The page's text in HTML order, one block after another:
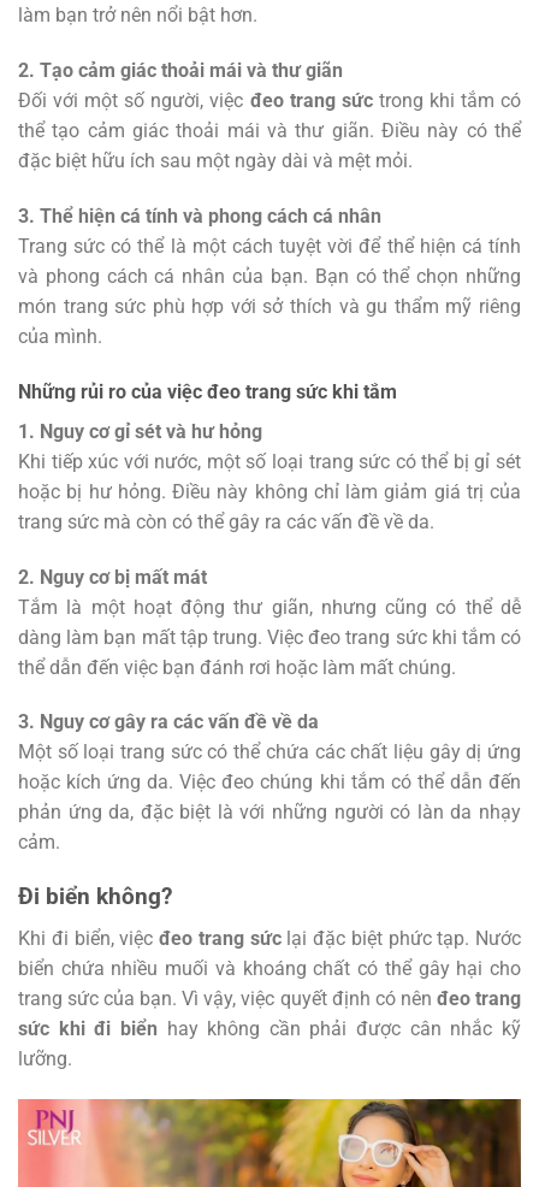
làm bạn trở nên nổi bật hơn.
2. Tạo cảm giác thoải mái và thư giãn
Đối với một số người, việc đeo trang sứctrong khi tắm có
thể tạo cảm giác thoải mái và thư giãn. Điều này có thể
đặc biệt hữu ích sau một ngày dài và mệt mỏi.
3. Thể hiện cá tính và phong cách cá nhân
Trang sức có thể là một cách tuyệt vời để thể hiện cá tính
và phong cách cá nhân của bạn. Bạn có thể chọn những
món trang sức phù hợp với sở thích và gu thẩm mỹ riêng
của mình.
Những rủi ro của việc đeo trang sức khi tắm
1. Nguy cơ gỉ sét và hư hỏng
Khi tiếp xúc với nước, một số loại trang sức có thể bị gỉ sét
hoặc bị hư hỏng. Điều này không chỉ làm giảm giá trị của
trang sức mà còn có thể gây ra các vấn đề về da.
2. Nguy cơ bị mất mát
Tắm là một hoạt động thư giãn, nhưng cũng có thể dễ
dàng làm bạn mất tập trung. Việc đeo trang sức khi tắm có
thể dẫn đến việc bạn đánh rơi hoặc làm mất chúng.
3. Nguy cơ gây ra các vấn đề về da
Một số loại trang sức có thể chứa các chất liệu gây dị ứng
hoặc kích ứng da. Việc đeo chúng khi tắm có thể dẫn đến
phản ứng da, đặc biệt là với những người có làn da nhạy
cảm.
Đi biển không?
Khi đi biển, việc đeo trang sứclại đặc biệt phức tạp. Nước
biển chứa nhiều muối và khoáng chất có thể gây hại cho
trang sức của bạn. Vì vậy, việc quyết định có nên đeo trang
sức khi đi biển hay không cần phải được cân nhắc kỹ
lưỡng.